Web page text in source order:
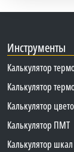
Инструменты
Калькулятор
Калькулятор
Калькулятор
Калькулятор ПМТ
Калькулятор шкал